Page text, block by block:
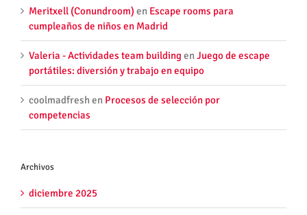
Meritxell (Conundroom) en Escape rooms para
cumpleaños de niños en Madrid
Valeria - Actividades team building enJuego de escape
portátiles: diversión y trabajo en equipo
coolmadfresh en Procesos de selección por
competencias
Archivos
diciembre 2025